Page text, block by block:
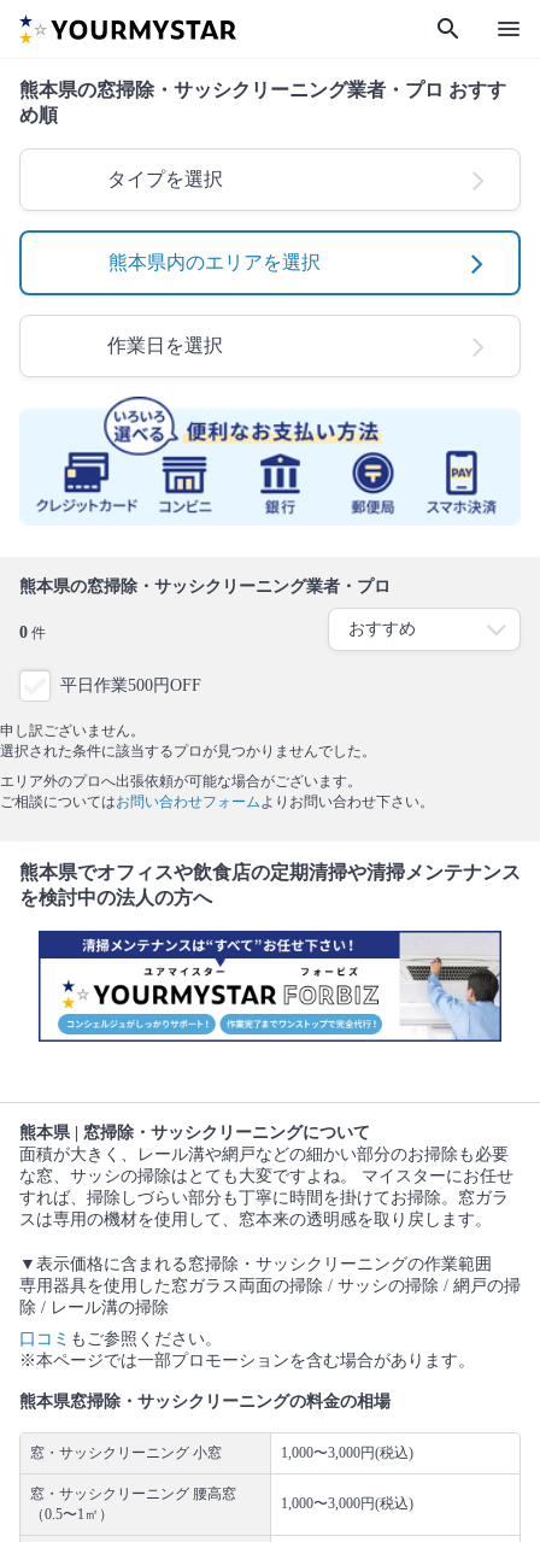
search menu
熊本県の窓掃除・サッシクリーニング業者・プロ おすす
め順
タイプを選択
熊本県内のエリアを選択
作業日を選択
熊本県の窓掃除・サッシクリーニング業者・プロ
0 件
平日作業500円OFF
申し訳ございません。
選択された条件に該当するプロが見つかりませんでした。
エリア外のプロへ出張依頼が可能な場合がございます。
ご相談についてはお問い合わせフォーム よりお問い合わせ下さい。
熊本県でオフィスや飲食店の定期清掃や清掃メンテナンス
を検討中の法人の方へ
熊本県 | 窓掃除・サッシクリーニングについて
面積が大きく、レール溝や網戸などの細かい部分のお掃除も必要
な窓、サッシの掃除はとても大変ですよね。 マイスターにお任せ
すれば、掃除しづらい部分も丁寧に時間を掛けてお掃除。窓ガラ
スは専用の機材を使用して、窓本来の透明感を取り戻します。
▼表示価格に含まれる窓掃除・サッシクリーニングの作業範囲
専用器具を使用した窓ガラス両面の掃除 / サッシの掃除 / 網戸の掃
除 / レール溝の掃除
口コミ もご参照ください。
※本ページでは一部プロモーションを含む場合があります。
熊本県窓掃除・サッシクリーニングの料金の相場
窓・サッシクリーニング 小窓 1,000〜3,000円(税込)
窓・サッシクリーニング 腰高窓
（0.5〜1㎡）
1,000〜3,000円(税込)